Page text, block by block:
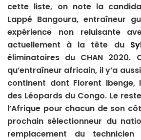
cette liste, on note la
Lappé Bangoura, entraîneur
expérience non reluisante
actuellement à la tête du
éliminatoires du CHAN 2020.
qu’entraîneur africain, il y’a
continent dont Florent Ibenge,
des Léopards du Congo. Le
l’Afrique pour chacun de son
prochain sélectionneur du
remplacement du technicien